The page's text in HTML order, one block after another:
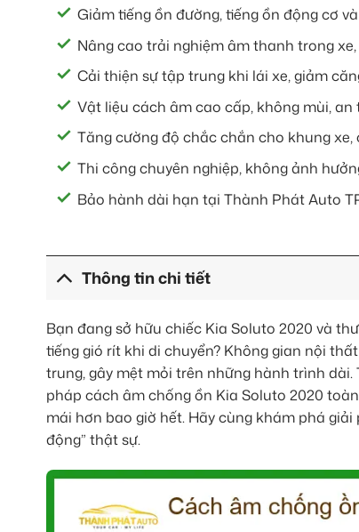
Giảm tiếng ồn đường, tiếng ồn động cơ
Nâng cao trải nghiệm âm thanh trong
Cải thiện sự tập trung khi lái xe, giảm
Vật liệu cách âm cao cấp, không mùi, an
Tăng cường độ chắc chắn cho khung xe,
Thi công chuyên nghiệp, không ảnh
Bảo hành dài hạn tại Thành Phát Auto
Thông tin chi tiết
Bạn đang sở hữu chiếc Kia Soluto 2020 và
tiếng gió rít khi di chuyển? Không gian nội
trung, gây mệt mỏi trên những hành trình dài.
pháp cách âm chống ồn Kia Soluto 2020
mái hơn bao giờ hết. Hãy cùng khám phá
động” thật sự.